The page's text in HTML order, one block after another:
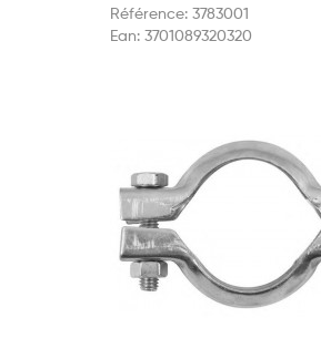
Référence: 3783001
Ean: 3701089320320